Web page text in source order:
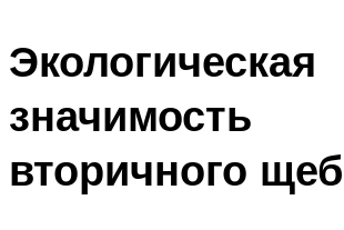
Экологическая
значимость
вторичного